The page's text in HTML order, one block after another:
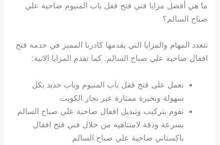
ما هي أفضل مزايا فني فتح قفل باب المنيوم ضاحية علي
صباح السالم؟
تتعدد المهام والمزايا التي يقدمها كادرنا المميز في خدمة فتح
اقفال ضاحية علي صباح السالم. كما نقدم المزايا الاتية:
نعمل على فتح قفل باب المنيوم وباب حديد بكل
سهولة وبخبرة ممتازة عبر نجار الكويت
نقوم بتركيب وتبديل اقفال ضاحية علي صباح السالم
بسرعة ودقة لامتناهية من خلال فني فتح اقفال
باكستاني ضاحية علي صباح السالم